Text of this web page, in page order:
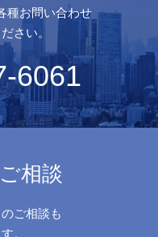
種お問い合わせ
さい。
6061
相談
ご相談も
。